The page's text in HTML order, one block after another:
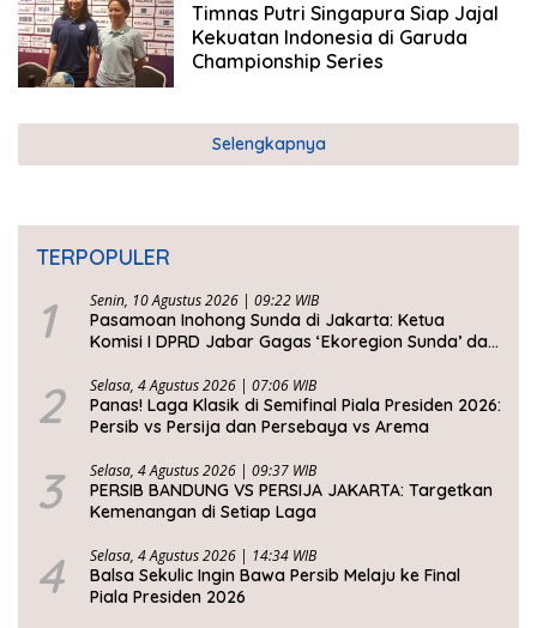
Timnas Putri Singapura Siap Jajal
Kekuatan Indonesia di Garuda
Championship Series
Selengkapnya
TERPOPULER
1 Senin, 10 Agustus 2026 | 09:22 WIB
Pasamoan Inohong Sunda di Jakarta: Ketua
Komisi I DPRD Jabar Gagas ‘Ekoregion Sunda’ dan
2 Selasa, 4 Agustus 2026 | 07:06 WIB
Panas! Laga Klasik di Semifinal Piala Presiden 2026:
Persib vs Persija dan Persebaya vs Arema
3 Selasa, 4 Agustus 2026 | 09:37 WIB
PERSIB BANDUNG VS PERSIJA JAKARTA: Targetkan
Kemenangan di Setiap Laga
4 Selasa, 4 Agustus 2026 | 14:34 WIB
Balsa Sekulic Ingin Bawa Persib Melaju ke Final
Piala Presiden 2026